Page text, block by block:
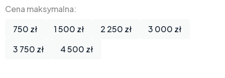
Cena maksymalna:
750 zł
1 500 zł 2 250 zł
3 000 zł
3 750 zł
4 500 zł